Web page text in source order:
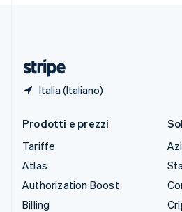
Italia (Italiano)
Prodotti e prezzi
Tariffe
Atlas
Authorization Boost
Billing